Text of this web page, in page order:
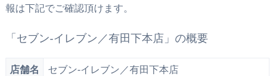
報は下記でご確認頂けます。
「セブン‐イレブン／有田下本店」の概要
店舗名 セブン‐イレブン／有田下本店